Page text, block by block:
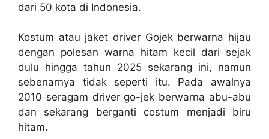
dari 50 kota di Indonesia.
Kostum atau jaket driver Gojek berwarna hijau
dengan polesan warna hitam kecil dari sejak
dulu hingga tahun 2025 sekarang ini, namun
sebenarnya tidak seperti itu. Pada awalnya
2010 seragam driver go-jek berwarna abu-abu
dan sekarang berganti costum menjadi biru
hitam.